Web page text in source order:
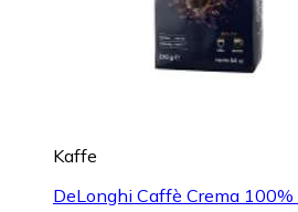
Kaffe
DeLonghi Caffè Crema